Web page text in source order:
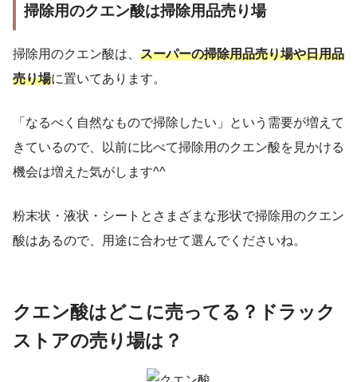
掃除用のクエン酸は掃除用品売り場
掃除用のクエン酸は、 スーパーの掃除用品売り場や日用品
売り場に置いてあります。
「なるべく自然なもので掃除したい」という需要が増えて
きているので、以前に比べて掃除用のクエン酸を見かける
機会は増えた気がします^^
粉末状・液状・シートとさまざまな形状で掃除用のクエン
酸はあるので、用途に合わせて選んでくださいね。
クエン酸はどこに売ってる？ドラック
ストアの売り場は？